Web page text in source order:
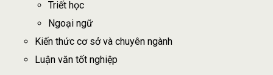
Triết học
Ngoại ngữ
Kiến thức cơ sở và chuyên ngành
Luận văn tốt nghiệp